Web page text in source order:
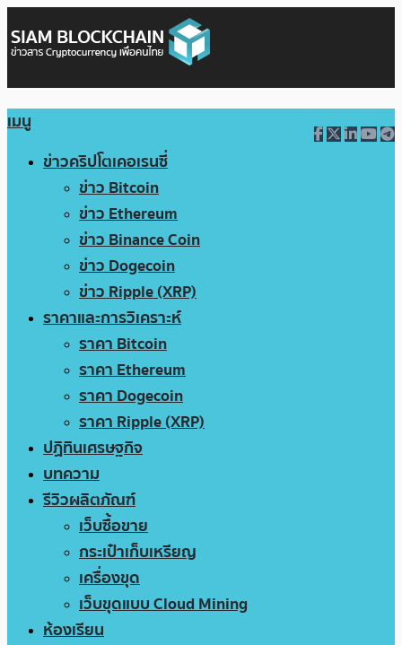
เมนู
ข่าวคริปโตเคอเรนซี่
ข่าว Bitcoin
ข่าว Ethereum
ข่าว Binance Coin
ข่าว Dogecoin
ข่าว Ripple (XRP)
ราคาและการวิเคราะห์
ราคา Bitcoin
ราคา Ethereum
ราคา Dogecoin
ราคา Ripple (XRP)
ปฏิทินเศรษฐกิจ
บทความ
รีวิวผลิตภัณฑ์
เว็บซื้อขาย
กระเป๋าเก็บเหรียญ
เครื่องขุด
เว็บขุดแบบ Cloud Mining
ห้องเรียน